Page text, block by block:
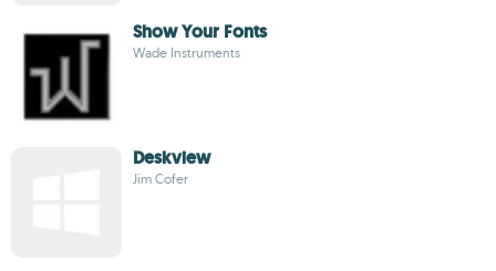
Show Your Fonts
Wade Instruments
Deskview
Jim Cofer